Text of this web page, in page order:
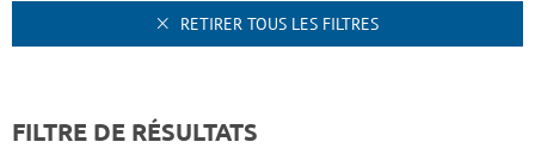
RETIRER TOUS LES FILTRES
FILTRE DE RÉSULTATS